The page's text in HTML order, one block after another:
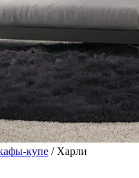
купе / Харли